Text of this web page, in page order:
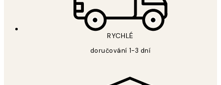
RYCHLÉ
doručování 1-3 dní